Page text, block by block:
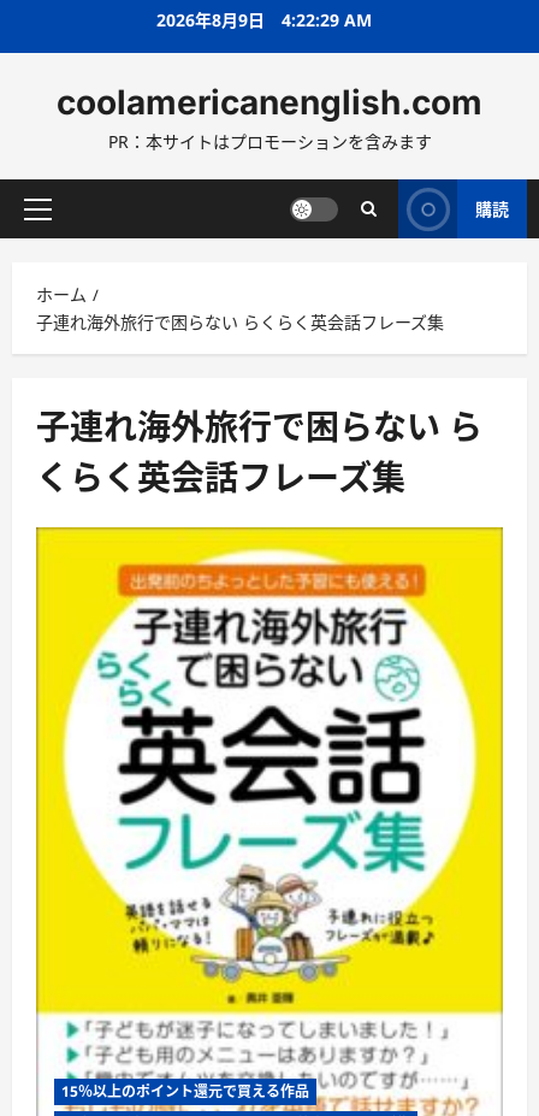
ス
ッ
2026年8月9日 4:22:30 AM
coolamericanenglish.com
PR：本サイトはプロモーションを含みます
メ
メ
ニ
ュ
購読
ホーム
子連れ海外旅行で困らない らくらく英会話フレーズ集
子連れ海外旅行で困らない ら
くらく英会話フレーズ集
15％以上のポイント還元で買える作品